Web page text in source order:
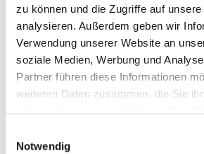
zu können und die Zugriffe auf
analysieren. Außerdem geben wir
Verwendung unserer Website an
soziale Medien, Werbung und
Partner führen diese Informationen
weiteren Daten zusammen, die Sie
haben oder die sie im Rahmen Ihrer
Notwendig
Menschen vertrauen aktiven
deutlich schneller.
Wenn ein Profil regelmäßig
entsteht automatisch mehr
Aufmerksamkeit.